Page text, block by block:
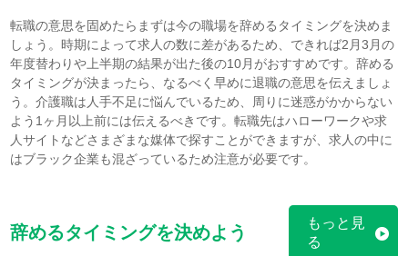
転職の意思を固めたらまずは今の職場を辞めるタイミングを決めま
しょう。時期によって求人の数に差があるため、できれば2月3月の
年度替わりや上半期の結果が出た後の10月がおすすめです。辞める
タイミングが決まったら、なるべく早めに退職の意思を伝えましょ
う。介護職は人手不足に悩んでいるため、周りに迷惑がかからない
よう1ヶ月以上前には伝えるべきです。転職先はハローワークや求
人サイトなどさまざまな媒体で探すことができますが、求人の中に
はブラック企業も混ざっているため注意が必要です。
辞めるタイミングを決めよう
もっと見
る